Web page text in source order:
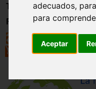
adecuados,
para
Aceptar
Trabajo
Registro